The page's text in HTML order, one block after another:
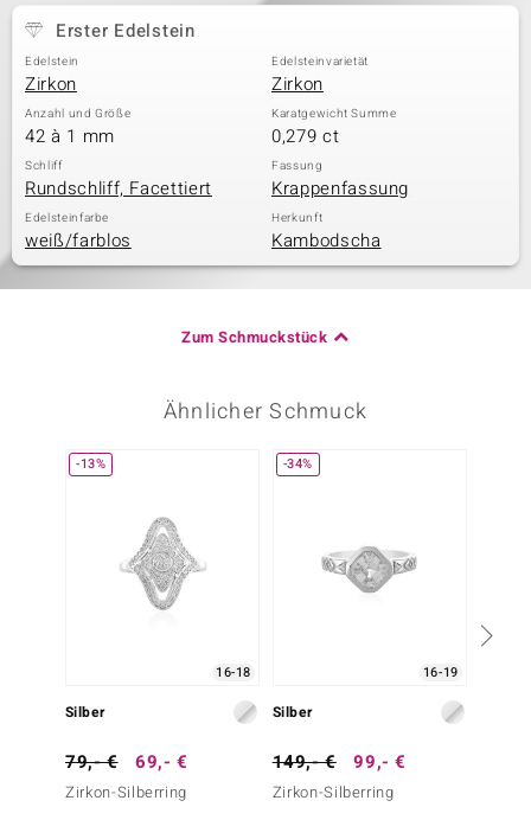
Erster Edelstein
Edelstein
Zirkon
Edelsteinvarietät
Zirkon
Anzahl und Größe
42 à 1 mm
Karatgewicht Summe
0,279 ct
Schliff
Rundschliff, Facettiert
Fassung
Krappenfassung
Edelsteinfarbe
weiß/farblos
Herkunft
Kambodscha
Zum Schmuckstück
Ähnlicher Schmuck
-13%
16-18
Silber
79,- € 69,- €
Zirkon-Silberring
-34%
16-19
Silber
149,- € 99,- €
Zirkon-Silberring